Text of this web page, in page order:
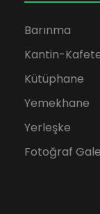
Barınma
Kantin-
Kütüphane
Yemekhane
Yerleşke
Fotoğraf